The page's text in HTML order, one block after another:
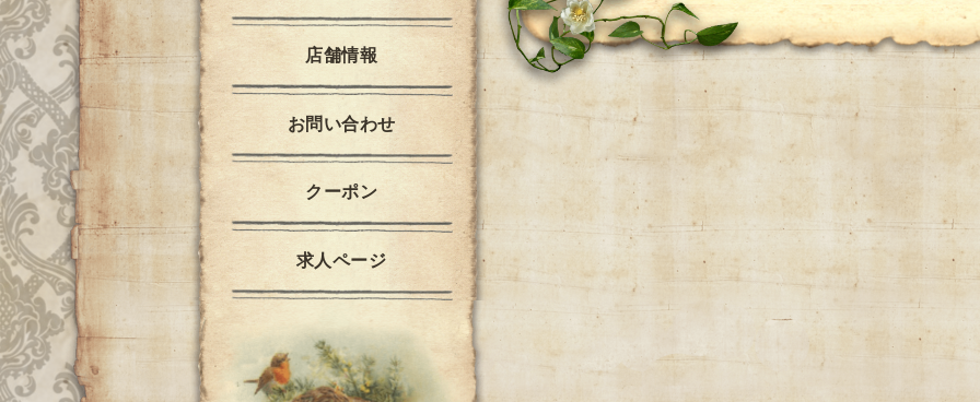
店舗情報
お問い合わせ
クーポン
求人ページ